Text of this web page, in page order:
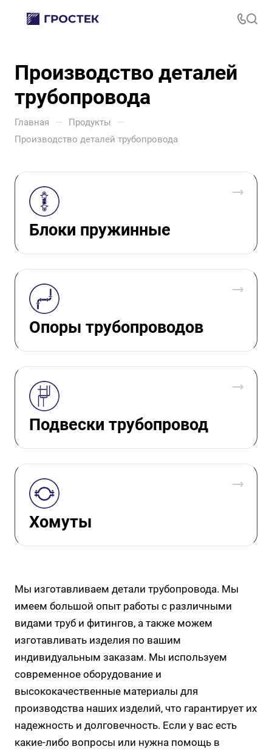
Производство деталей
трубопровода
Главная — Продукты —
Производство деталей трубопровода
Блоки пружинные
Опоры трубопроводов
Подвески трубопровод
Хомуты
Мы изготавливаем детали трубопровода. Мы
имеем большой опыт работы с различными
видами труб и фитингов, а также можем
изготавливать изделия по вашим
индивидуальным заказам. Мы используем
современное оборудование и
высококачественные материалы для
производства наших изделий, что гарантирует их
надежность и долговечность. Если у вас есть
какие-либо вопросы или нужна помощь в